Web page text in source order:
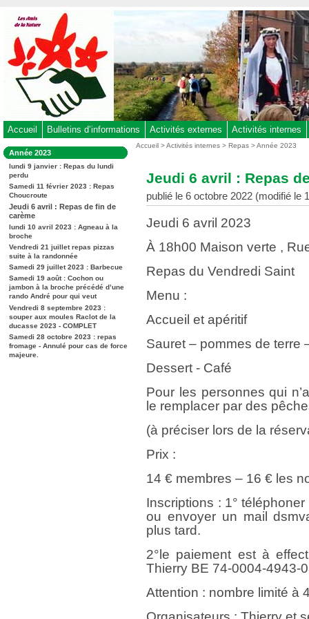
au
contenu
-
Aller
au
menu
-
à
la
recherche
Accueil Bulletins d’informations Activités externes Activités internes
Dans
la
rubrique
:
Année 2023
lundi 9 janvier : Repas du lundi
perdu
Samedi 11 février 2023 : Repas
Choucroute
Jeudi 6 avril : Repas de fin de
carème
lundi 10 avril 2023 : Agneau à la
broche
Vendredi 21 juillet repas pizzas
suite à la randonnée
Samedi 29 juillet 2023 : Barbecue
Samedi 19 août : Cochon ou
jambon à la broche précédé d’une
rando André pour qui veut
Vendredi 8 septembre 2023 :
souper aux moules Raclot de la
ducasse 2023 - COMPLET
Samedi 28 octobre 2023 : repas
fromage - Annulé pour cas de force
majeure.
Vous
Accueil >Activités internes >Repas >Année 2023
Jeudi 6 avril : Repas
publié le 6 octobre 2022 (modifié le
Jeudi 6 avril 2023
À 18h00 Maison verte ,
Repas du Vendredi Saint
Menu :
Accueil et apéritif
Sauret – pommes de terre
Dessert - Café
Pour les personnes qui
le remplacer par des
(à préciser lors de la
Prix :
14 € membres – 16 € les
Inscriptions : 1°
ou envoyer un mail
plus tard.
2°le paiement est à
Thierry BE 74-0004-4943-
Attention : nombre limité à